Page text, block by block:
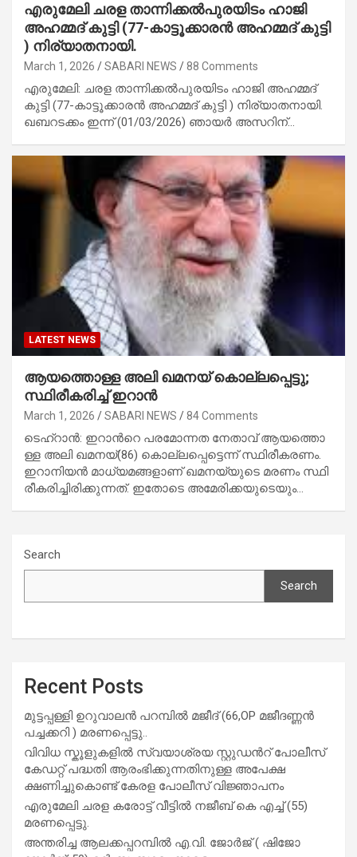
എരുമേലി ചരള താന്നിക്കൽപുരയിടം ഹാജി
അഹമ്മദ് കുട്ടി (77-കാട്ടൂക്കാരൻ അഹമ്മദ്‌ കുട്ടി
) നിര്യാതനായി.
March 1, 2026 SABARI NEWS 88 Comments
എരുമേലി: ചരള താന്നിക്കൽപുരയിടം ഹാജി അഹമ്മദ്
കുട്ടി (77-കാട്ടൂക്കാരൻ അഹമ്മദ്‌ കുട്ടി ) നിര്യാതനായി.
ഖബറടക്കം ഇന്ന് (01/03/2026) ഞായർ അസറിന്…
LATEST NEWS
ആ​യ​ത്തൊ​ള്ള അ​ലി ഖ​മ​ന​യ് കൊല്ലപ്പെട്ടു;
സ്ഥിരീകരിച്ച് ഇറാൻ
March 1, 2026 SABARI NEWS 84 Comments
ടെ​ഹ്റാ​ൻ: ഇ​റാ​ന്‍റെ പ​ര​മോ​ന്ന​ത നേ​താ​വ് ആ​യ​ത്തൊ​
ള്ള അ​ലി ഖ​മ​ന​യ്(86) കൊ​ല്ല​പ്പെ​ട്ടെ​ന്ന് സ്ഥി​രീ​ക​ര​ണം.
ഇ​റാ​നി​യ​ൻ മാ​ധ്യ​മ​ങ്ങ​ളാ​ണ് ഖ​മ​ന​യ്‌​യു​ടെ മ​ര​ണം സ്ഥി​
രീ​ക​രി​ച്ചി​രി​ക്കു​ന്ന​ത്. ഇ​തോ​ടെ അ​മേ​രി​ക്ക​യു​ടെ​യും…
Search
Search
Recent Posts
മുട്ടപ്പള്ളി ഉറുവാലൻ പറമ്പിൽ മജീദ് (66,OP മജീദണ്ണൻ
പച്ചക്കറി ) മരണപ്പെട്ടു..
വിവിധ സ്കൂളുകളില്‍ സ്വയാശ്രയ സ്റ്റുഡന്‍റ് പോലീസ്
കേഡറ്റ് പദ്ധതി ആരംഭിക്കുന്നതിനുള്ള അപേക്ഷ
ക്ഷണിച്ചുകൊണ്ട് കേരള പോലീസ് വിജ്ഞാപനം
എരുമേലി ചരള കരോട്ട് വീട്ടിൽ നജീബ് കെ എച്ച് (55)
മരണപ്പെട്ടു.
അന്തരിച്ച ആ​ല​ക്ക​പ്പ​റമ്പിൽ​ എ.​വി. ജോ​ർ​ജ് ( ഷിജോ